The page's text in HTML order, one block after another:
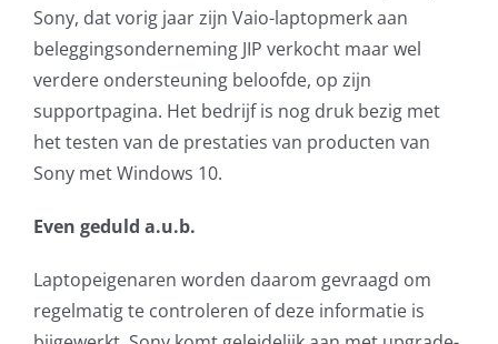
Remote Help
WordPress SLA Contract
Sony, dat vorig jaar zijn Vaio-laptopmerk aan
beleggingsonderneming JIP verkocht maar wel
verdere ondersteuning beloofde, op zijn
supportpagina. Het bedrijf is nog druk bezig met
het testen van de prestaties van producten van
Sony met Windows 10.
Even geduld a.u.b.
Laptopeigenaren worden daarom gevraagd om
regelmatig te controleren of deze informatie is